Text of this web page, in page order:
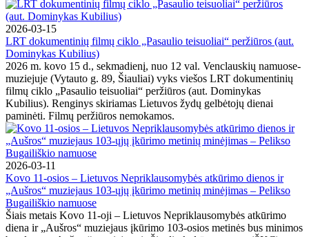
2026-03-15
LRT dokumentinių filmų ciklo „Pasaulio teisuoliai“ peržiūros (aut.
Dominykas Kubilius)
2026 m. kovo 15 d., sekmadienį, nuo 12 val. Venclauskių namuose-
muziejuje (Vytauto g. 89, Šiauliai) vyks viešos LRT dokumentinių
filmų ciklo „Pasaulio teisuoliai“ peržiūros (aut. Dominykas
Kubilius). Renginys skiriamas Lietuvos žydų gelbėtojų dienai
paminėti. Filmų peržiūros nemokamos.
2026-03-11
Kovo 11-osios – Lietuvos Nepriklausomybės atkūrimo dienos ir
„Aušros“ muziejaus 103-ųjų įkūrimo metinių minėjimas – Pelikso
Bugailiškio namuose
Šiais metais Kovo 11-oji – Lietuvos Nepriklausomybės atkūrimo
diena ir „Aušros“ muziejaus įkūrimo 103-osios metinės bus minimos